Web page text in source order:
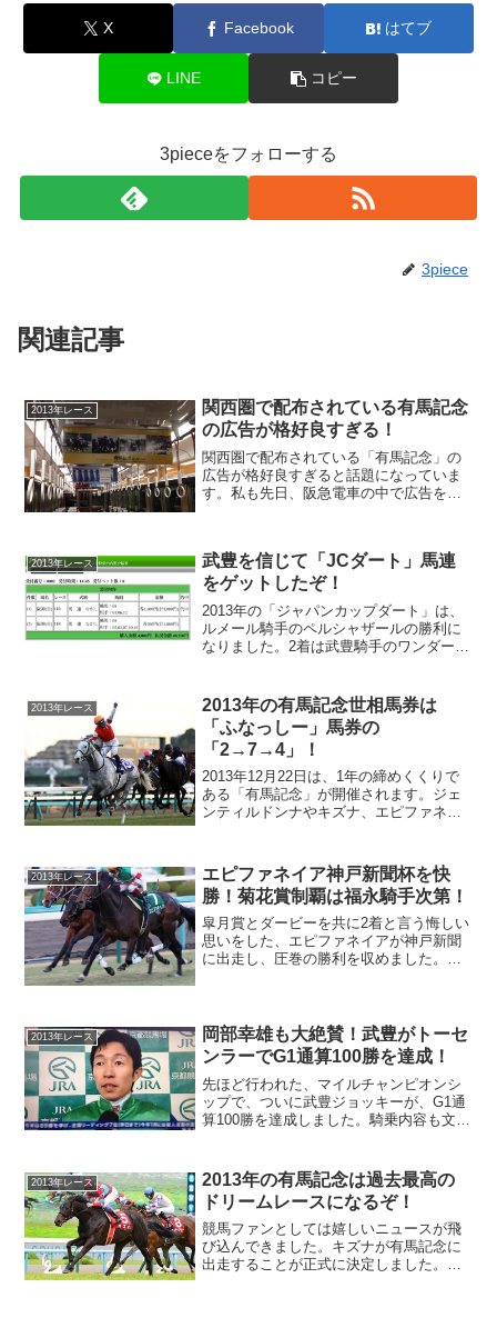
X Facebook はてブ
LINE コピー
3pieceをフォローする
3piece
関連記事
2013年レース
関西圏で配布されている有馬記念
の広告が格好良すぎる！
関西圏で配布されている「有馬記念」の
広告が格好良すぎると話題になっていま
す。私も先日、阪急電車の中で広告を見
っており、有馬記念を盛り...
2013年レース
武豊を信じて「JCダート」馬連
をゲットしたぞ！
2013年の「ジャパンカップダート」は、
ルメール騎手のペルシャザールの勝利に
なりました。2着は武豊騎手のワンダーア
た。ただの自慢になってしまいますが、
「JCダート」は、...
2013年レース
2013年の有馬記念世相馬券は
「ふなっしー」馬券の
「2→7→4」！
2013年12月22日は、1年の締めくくりで
ある「有馬記念」が開催されます。ジェ
ンティルドンナやキズナ、エピファネイ
すが、オルフェーヴルの引退レースとし
て大注目のレース...
2013年レース
エピファネイア神戸新聞杯を快
勝！菊花賞制覇は福永騎手次第！
皐月賞とダービーを共に2着と言う悔しい
思いをした、エピファネイアが神戸新聞
に出走し、圧巻の勝利を収めました。エ
ルフェーヴルと同じです...
2013年レース
岡部幸雄も大絶賛！武豊がトーセ
ンラーでG1通算100勝を達成！
先ほど行われた、マイルチャンピオンシ
ップで、ついに武豊ジョッキーが、G1通
算100勝を達成しました。騎乗内容も文句
た。岡部さんが、あそこまで褒めるの
は、珍しく、武豊ジョッ...
2013年レース
2013年の有馬記念は過去最高の
ドリームレースになるぞ！
競馬ファンとしては嬉しいニュースが飛
び込んできました。キズナが有馬記念に
出走することが正式に決定しました。こ